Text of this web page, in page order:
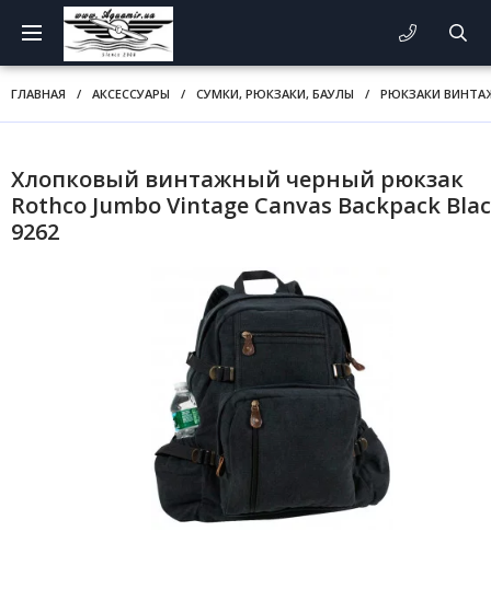
ГЛАВНАЯ / АКСЕССУАРЫ / СУМКИ, РЮКЗАКИ, БАУЛЫ / РЮКЗАКИ
Хлопковый винтажный черный рюкзак
Rothco Jumbo Vintage Canvas Backpack
9262